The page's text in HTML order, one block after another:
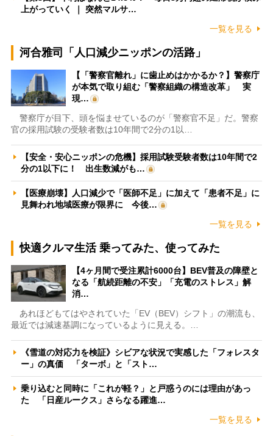
上がっていく ｜ 突然マルサ…
一覧を見る
河合雅司「人口減少ニッポンの活路」
【「警察官離れ」に歯止めはかかるか？】警察庁
が本気で取り組む「警察組織の構造改革」 実
現…
警察庁が目下、頭を悩ませているのが「警察官不足」だ。警察
官の採用試験の受験者数は10年間で2分の1以…
【安全・安心ニッポンの危機】採用試験受験者数は10年間で2
分の1以下に！ 出生数減がも…
【医療崩壊】人口減少で「医師不足」に加えて「患者不足」に
見舞われ地域医療が限界に 今後…
一覧を見る
快適クルマ生活 乗ってみた、使ってみた
【4ヶ月間で受注累計6000台】BEV普及の障壁と
なる「航続距離の不安」「充電のストレス」解
消…
あれほどもてはやされていた「EV（BEV）シフト」の潮流も、
最近では減速基調になっているように見える。…
《雪道の対応力を検証》シビアな状況で実感した「フォレスタ
ー」の真価 「ターボ」と「スト…
乗り込むと同時に「これが軽？」と戸惑うのには理由があっ
た 「日産ルークス」さらなる躍進…
一覧を見る